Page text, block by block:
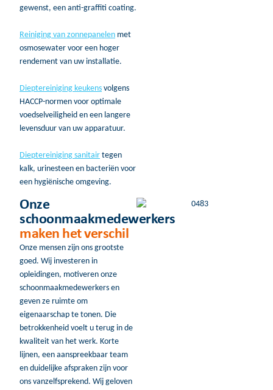
gewenst, een anti-graffiti coating.
Reiniging van zonnepanelen met
osmosewater voor een hoger
rendement van uw installatie.
Dieptereiniging keukens volgens
HACCP-normen voor optimale
voedselveiligheid en een langere
levensduur van uw apparatuur.
Dieptereiniging sanitair tegen
kalk, urinesteen en bacteriën voor
een hygiënische omgeving.
Onze
schoonmaakmedewerkers
maken het verschil
Onze mensen zijn ons grootste
goed. Wij investeren in
opleidingen, motiveren onze
schoonmaakmedewerkers en
geven ze ruimte om
eigenaarschap te tonen. Die
betrokkenheid voelt u terug in de
kwaliteit van het werk. Korte
lijnen, een aanspreekbaar team
en duidelijke afspraken zijn voor
ons vanzelfsprekend. Wij geloven